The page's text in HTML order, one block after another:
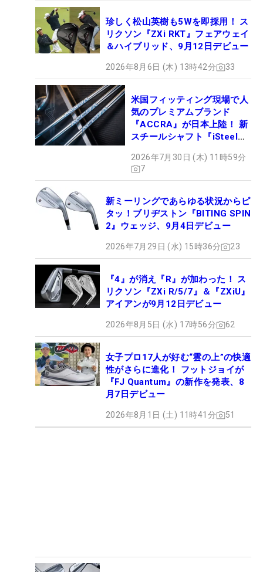
珍しく松山英樹も5Wを即採用！ ス
リクソン『ZXi RKT』フェアウェイ
＆ハイブリッド、9月12日デビュー
2026年8月6日 (木) 13時42分 33
米国フィッティング現場で人
気のプレミアムブランド
『ACCRA』が日本上陸！ 新
スチールシャフト『iSteel
2026年7月30日 (木) 11時59分
7
新ミーリングであらゆる状況からピ
タッ！ブリヂストン『BITING SPIN
2』ウェッジ、9月4日デビュー
2026年7月29日 (水) 15時36分 23
『4』が消え『R』が加わった！ ス
リクソン『ZXi R/5/7』＆『ZXiU』
アイアンが9月12日デビュー
2026年8月5日 (水) 17時56分 62
女子プロ17人が好む“雲の上”の快適
性がさらに進化！ フットジョイが
『FJ Quantum』の新作を発表、8
月7日デビュー
2026年8月1日 (土) 11時41分 51